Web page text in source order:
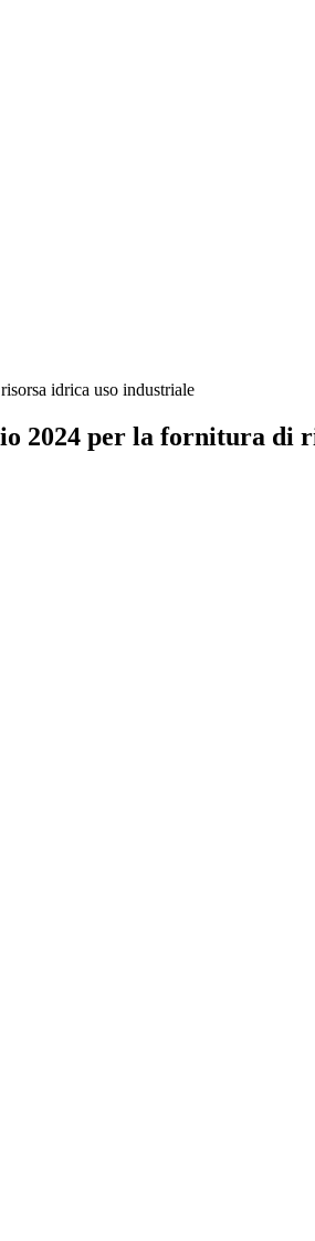
idrica uso industriale
2024 per la fornitura di